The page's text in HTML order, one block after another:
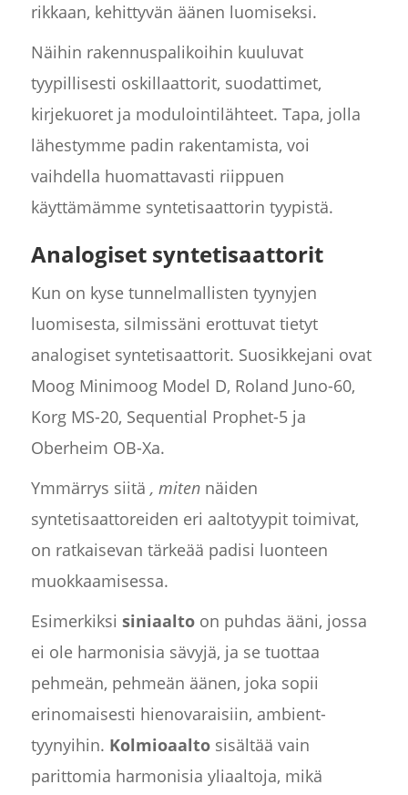
rikkaan, kehittyvän äänen luomiseksi.
Näihin rakennuspalikoihin kuuluvat
tyypillisesti oskillaattorit, suodattimet,
kirjekuoret ja modulointilähteet. Tapa, jolla
lähestymme padin rakentamista, voi
vaihdella huomattavasti riippuen
käyttämämme syntetisaattorin tyypistä.
Analogiset syntetisaattorit
Kun on kyse tunnelmallisten tyynyjen
luomisesta, silmissäni erottuvat tietyt
analogiset syntetisaattorit. Suosikkejani ovat
Moog Minimoog Model D, Roland Juno-60,
Korg MS-20, Sequential Prophet-5 ja
Oberheim OB-Xa.
Ymmärrys siitä , mitennäiden
syntetisaattoreiden eri aaltotyypit toimivat,
on ratkaisevan tärkeää padisi luonteen
muokkaamisessa.
Esimerkiksi siniaaltoon puhdas ääni, jossa
ei ole harmonisia sävyjä, ja se tuottaa
pehmeän, pehmeän äänen, joka sopii
erinomaisesti hienovaraisiin, ambient-
tyynyihin. Kolmioaaltosisältää vain
parittomia harmonisia yliaaltoja, mikä